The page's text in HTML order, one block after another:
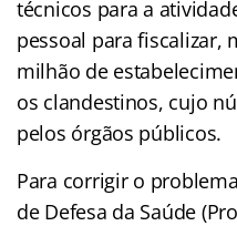
técnicos para a
pessoal para fiscalizar,
milhão de
os clandestinos, cujo
pelos órgãos públicos.
Para corrigir o
de Defesa da Saúde